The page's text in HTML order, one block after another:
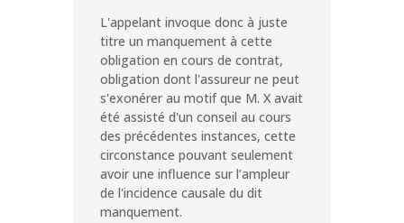
L'appelant invoque donc à juste
titre un manquement à cette
obligation en cours de contrat,
obligation dont l'assureur ne peut
s'exonérer au motif que M. X avait
été assisté d'un conseil au cours
des précédentes instances, cette
circonstance pouvant seulement
avoir une influence sur l’ampleur
de l'incidence causale du dit
manquement.